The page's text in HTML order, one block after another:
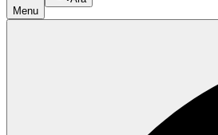
Menu